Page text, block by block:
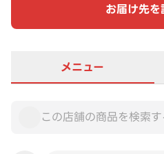
お届け先を
メニュー